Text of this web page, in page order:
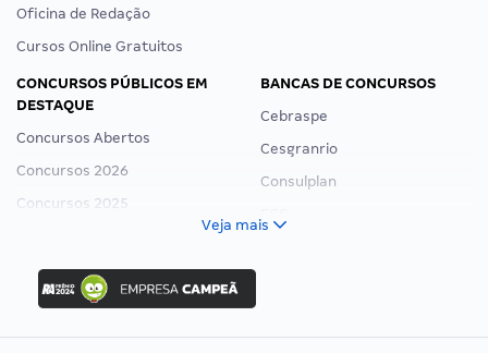
Oficina de Redação
Cursos Online Gratuitos
CONCURSOS PÚBLICOS EM
DESTAQUE
Concursos Abertos
Concursos 2026
Concursos 2025
Concurso Ibama
Concurso MPU
Editais publicados
BANCAS DE CONCURSOS
Cebraspe
Cesgranrio
Consulplan
Veja mais